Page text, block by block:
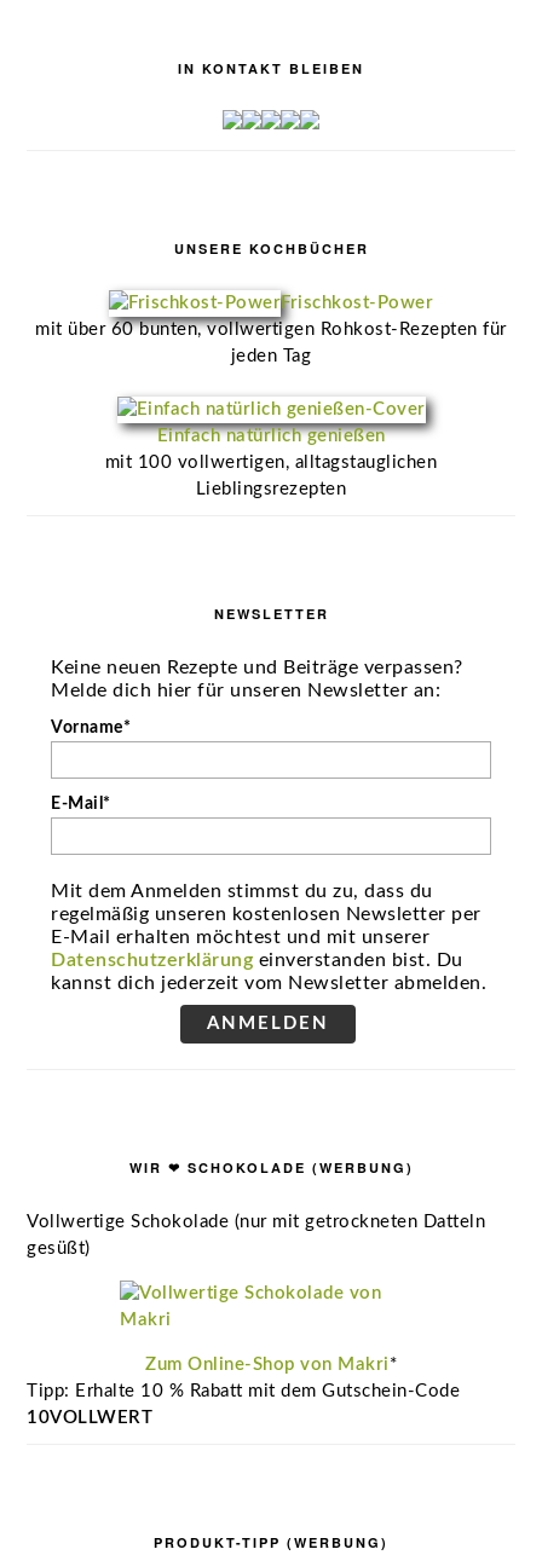
IN KONTAKT BLEIBEN
UNSERE KOCHBÜCHER
Frischkost-Power
mit über 60 bunten, vollwertigen Rohkost-Rezepten für
jeden Tag
Einfach natürlich genießen
mit 100 vollwertigen, alltagstauglichen
Lieblingsrezepten
NEWSLETTER
Keine neuen Rezepte und Beiträge verpassen?
Melde dich hier für unseren Newsletter an:
Vorname*
E-Mail*
Mit dem Anmelden stimmst du zu, dass du
regelmäßig unseren kostenlosen Newsletter per
E-Mail erhalten möchtest und mit unserer
Datenschutzerklärung einverstanden bist. Du
kannst dich jederzeit vom Newsletter abmelden.
ANMELDEN
WIR ❤ SCHOKOLADE (WERBUNG)
Vollwertige Schokolade (nur mit getrockneten Datteln
gesüßt)
Zum Online-Shop von Makri *
Tipp: Erhalte 10 % Rabatt mit dem Gutschein-Code
10VOLLWERT
PRODUKT-TIPP (WERBUNG)